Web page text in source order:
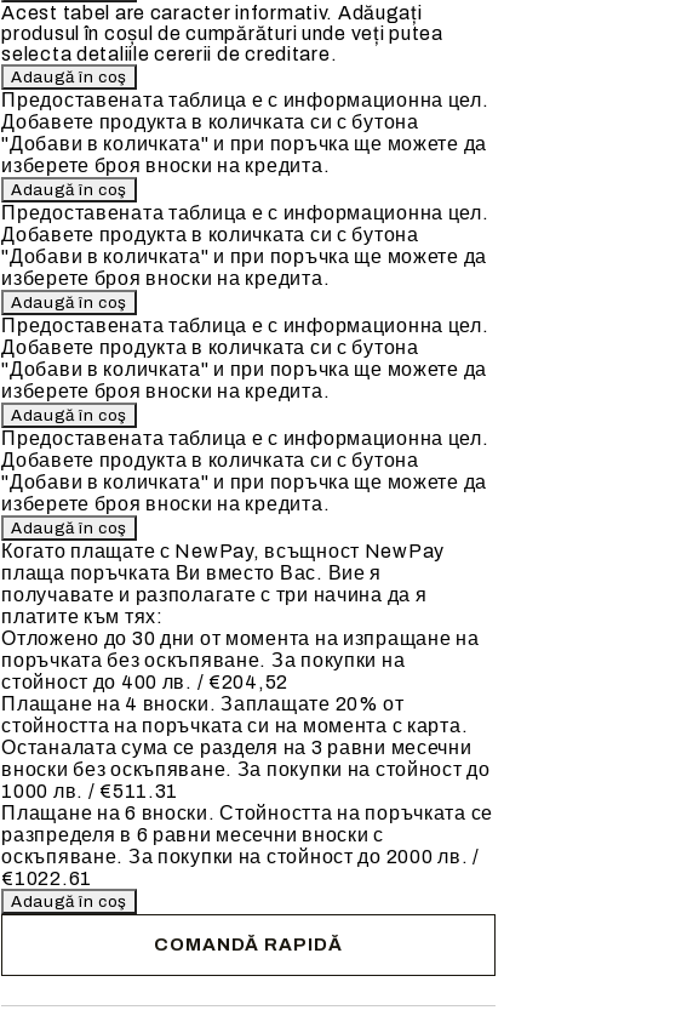
Acest tabel are caracter informativ. Adăugați
produsul în coșul de cumpărături unde veți putea
selecta detaliile cererii de creditare.
Предоставената таблица е с информационна цел.
Добавете продукта в количката си с бутона
"Добави в количката" и при поръчка ще можете да
изберете броя вноски на кредита.
Предоставената таблица е с информационна цел.
Добавете продукта в количката си с бутона
"Добави в количката" и при поръчка ще можете да
изберете броя вноски на кредита.
Предоставената таблица е с информационна цел.
Добавете продукта в количката си с бутона
"Добави в количката" и при поръчка ще можете да
изберете броя вноски на кредита.
Предоставената таблица е с информационна цел.
Добавете продукта в количката си с бутона
"Добави в количката" и при поръчка ще можете да
изберете броя вноски на кредита.
Когато плащате с NewPay, всъщност NewPay
плаща поръчката Ви вместо Вас. Вие я
получавате и разполагате с три начина да я
платите към тях:
Отложено до 30 дни от момента на изпращане на
поръчката без оскъпяване. За покупки на
стойност до 400 лв. / €204,52
Плащане на 4 вноски. Заплащате 20% от
стойността на поръчката си на момента с карта.
Останалата сума се разделя на 3 равни месечни
вноски без оскъпяване. За покупки на стойност до
1000 лв. / €511.31
Плащане на 6 вноски. Стойността на поръчката се
разпределя в 6 равни месечни вноски с
оскъпяване. За покупки на стойност до 2000 лв. /
€1022.61
COMANDĂ RAPIDĂ